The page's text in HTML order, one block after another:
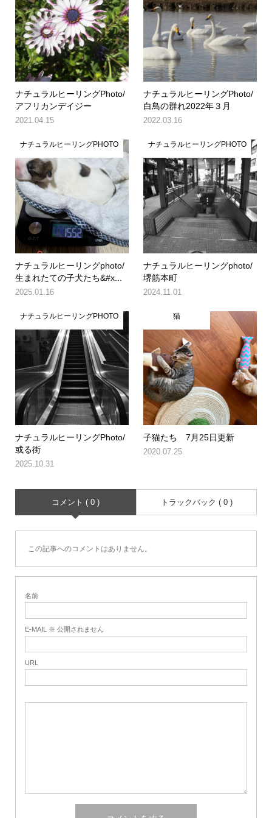
ナチュラルヒーリングPhoto/
アフリカンデイジー
2021.04.15
ナチュラルヒーリングPhoto/
白鳥の群れ2022年３月
2022.03.16
ナチュラルヒーリングPHOTO
ナチュラルヒーリングphoto/
生まれたての子犬たち&#x...
2025.01.16
ナチュラルヒーリングPHOTO
ナチュラルヒーリングphoto/
堺筋本町
2024.11.01
ナチュラルヒーリングPHOTO
ナチュラルヒーリングPhoto/
或る街
2025.10.31
猫
子猫たち 7月25日更新
2020.07.25
コメント ( 0 ) トラックバック ( 0 )
この記事へのコメントはありません。
名前
E-MAIL ※ 公開されません
URL